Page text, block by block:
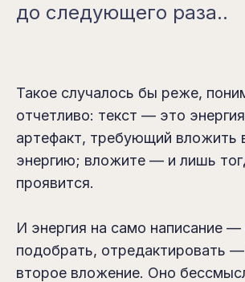
до следующего раза..
Такое случалось бы реже,
отчетливо: текст — это
артефакт, требующий вложить
энергию; вложите — и лишь
проявится.
И энергия на само написание —
подобрать, отредактировать
второе вложение. Оно